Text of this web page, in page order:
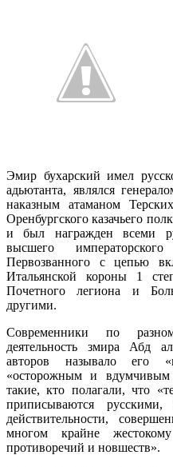
Эмир бухарский имел
адьютанта, являлся
наказным атаманом
Оренбургского казачьего
и был награжден всеми
высшего
Первозванного с цепью
Итальянской короны 1
Почетного легиона и
другими.
Современники по
деятельность змира Абд
авторов называло его
«осторожным и
такие, кто полагали, что
приписываются
действительности,
многом крайне
противоречий и новшеств».